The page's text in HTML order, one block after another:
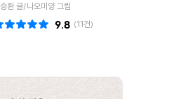
환 글/나오미양 그림
(11건)
9.8